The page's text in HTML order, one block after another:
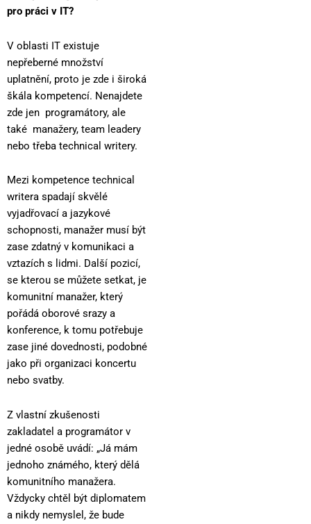
pro práci v IT?
V oblasti IT existuje
nepřeberné množství
uplatnění, proto je zde i široká
škála kompetencí. Nenajdete
zde jen programátory, ale
také manažery, team leadery
nebo třeba technical writery.
Mezi kompetence technical
writera spadají skvělé
vyjadřovací a jazykové
schopnosti, manažer musí být
zase zdatný v komunikaci a
vztazích s lidmi. Další pozicí,
se kterou se můžete setkat, je
komunitní manažer, který
pořádá oborové srazy a
konference, k tomu potřebuje
zase jiné dovednosti, podobné
jako při organizaci koncertu
nebo svatby.
Z vlastní zkušenosti
zakladatel a programátor v
jedné osobě uvádí: „Já mám
jednoho známého, který dělá
komunitního manažera.
Vždycky chtěl být diplomatem
a nikdy nemyslel, že bude